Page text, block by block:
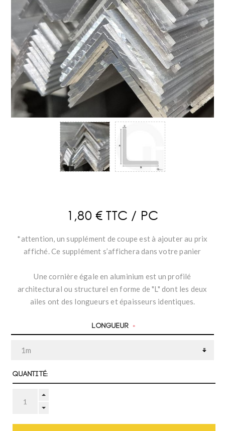
1,80 € TTC / PC
*attention, un supplément de coupe est à ajouter au prix
affiché. Ce supplément s’affichera dans votre panier
Une cornière égale en aluminium est un profilé
architectural ou structurel en forme de "L" dont les deux
ailes ont des longueurs et épaisseurs identiques.
Longueur *
Quantité: